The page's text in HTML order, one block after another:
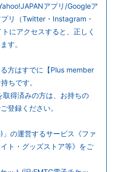
アプリ/Googleア
リ（Twitter・Instagram・
にアクセスすると、正しく
す。
方はすでに【Plus member
ちです。
取得済みの方は、お持ちの
登録ください。
の運営するサービス《ファ
ト・グッズストア等》をご